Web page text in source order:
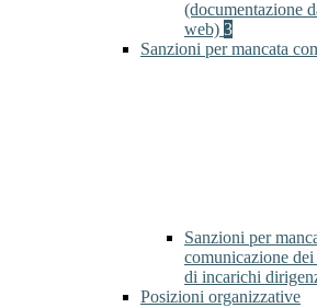
(documentazione
web) 3
Sanzioni per mancata
Sanzioni per
comunicazione
di incarichi
Posizioni organizzative